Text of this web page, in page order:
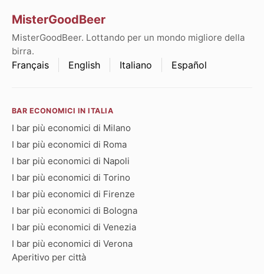
MisterGoodBeer
MisterGoodBeer. Lottando per un mondo migliore della
birra.
Français English Italiano Español
BAR ECONOMICI IN ITALIA
I bar più economici di Milano
I bar più economici di Roma
I bar più economici di Napoli
I bar più economici di Torino
I bar più economici di Firenze
I bar più economici di Bologna
I bar più economici di Venezia
I bar più economici di Verona
Aperitivo per città